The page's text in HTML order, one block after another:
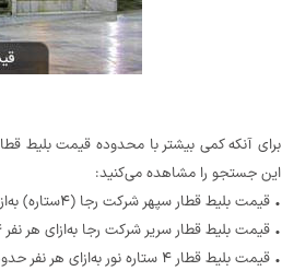
این جستجو را مشاهده می‌کنید:
• قیمت بلیط قطار سپهر شرکت رجا (۴ستاره) به‌ازای هر نفر۲۶۴ هزار تومان بود.
• قیمت بلیط قطار سریر شرکت رجا به‌ازای هر نفر ۲۶۴ هزار تومان بود.
• قیمت بلیط قطار ۴ ستاره نور به‌ازای هر نفر حدود ۳۰۰ هزار تومان بود.